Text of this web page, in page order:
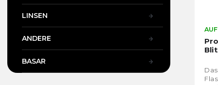
LINSEN
ANDERE
BASAR